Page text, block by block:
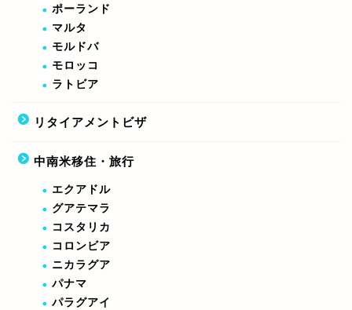
ポーランド
マルタ
モルドバ
モロッコ
ラトビア
リタイアメントビザ
中南米移住・旅行
エクアドル
グアテマラ
コスタリカ
コロンビア
ニカラグア
パナマ
パラグアイ